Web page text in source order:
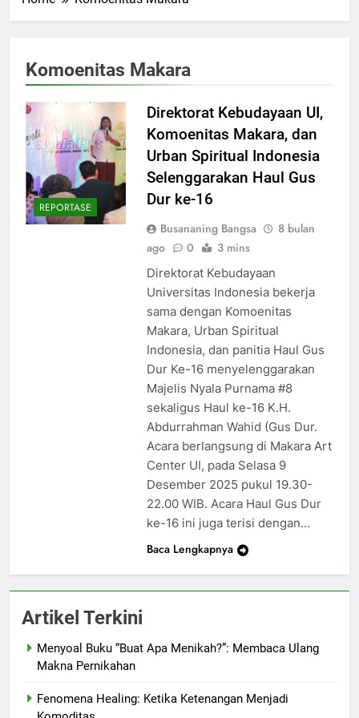
Komoenitas Makara
REPORTASE
Direktorat Kebudayaan UI,
Komoenitas Makara, dan
Urban Spiritual Indonesia
Selenggarakan Haul Gus
Dur ke-16
Busananing Bangsa
8 bulan
ago
0 3 mins
Direktorat Kebudayaan
Universitas Indonesia bekerja
sama dengan Komoenitas
Makara, Urban Spiritual
Indonesia, dan panitia Haul Gus
Dur Ke-16 menyelenggarakan
Majelis Nyala Purnama #8
sekaligus Haul ke-16 K.H.
Abdurrahman Wahid (Gus Dur.
Acara berlangsung di Makara Art
Center UI, pada Selasa 9
Desember 2025 pukul 19.30-
22.00 WIB. Acara Haul Gus Dur
ke-16 ini juga terisi dengan…
Baca Lengkapnya
Artikel Terkini
Menyoal Buku “Buat Apa Menikah?”: Membaca Ulang
Makna Pernikahan
Fenomena Healing: Ketika Ketenangan Menjadi